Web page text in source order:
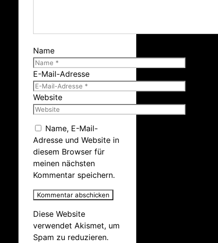
Name
E-Mail-Adresse
Website
Name, E-Mail-
Adresse und Website in
diesem Browser für
meinen nächsten
Kommentar speichern.
Diese Website
verwendet Akismet, um
Spam zu reduzieren.